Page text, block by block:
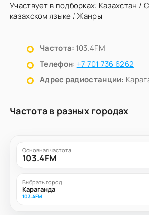
Участвует в подборках: Казахстан /
казахском языке /Жанры
Частота: 103.4FM
Телефон: +7 701 736 6262
Адрес радиостанции:
Частота в разных городах
Основная частота
103.4FM
Выбрать город
Караганда
103.4FM